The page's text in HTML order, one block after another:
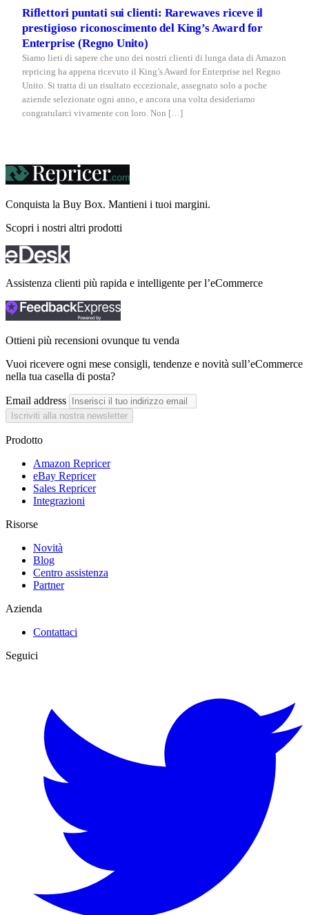
Riflettori puntati sui clienti: Rarewaves riceve il
prestigioso riconoscimento del King’s Award for
Enterprise (Regno Unito)
Siamo lieti di sapere che uno dei nostri clienti di lunga data di Amazon
repricing ha appena ricevuto il King’s Award for Enterprise nel Regno
Unito. Si tratta di un risultato eccezionale, assegnato solo a poche
aziende selezionate ogni anno, e ancora una volta desideriamo
congratularci vivamente con loro. Non […]
Conquista la Buy Box. Mantieni i tuoi margini.
Scopri i nostri altri prodotti
Assistenza clienti più rapida e intelligente per l’eCommerce
Ottieni più recensioni ovunque tu venda
Vuoi ricevere ogni mese consigli, tendenze e novità sull’eCommerce
nella tua casella di posta?
Email address
Iscriviti alla nostra newsletter
Prodotto
Amazon Repricer
eBay Repricer
Sales Repricer
Integrazioni
Risorse
Novità
Blog
Centro assistenza
Partner
Azienda
Contattaci
Seguici